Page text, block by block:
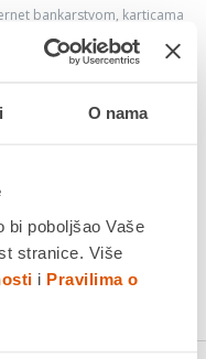
O nama
bi poboljšao Vaše
stranice. Više
i Pravilima o
bankarstvom, karticama